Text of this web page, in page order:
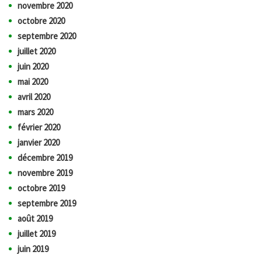
novembre 2020
octobre 2020
septembre 2020
juillet 2020
juin 2020
mai 2020
avril 2020
mars 2020
février 2020
janvier 2020
décembre 2019
novembre 2019
octobre 2019
septembre 2019
août 2019
juillet 2019
juin 2019